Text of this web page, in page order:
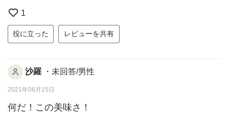
1
役に立った レビューを共有
沙羅 ・未回答/男性
2021年06月15日
何だ！この美味さ！